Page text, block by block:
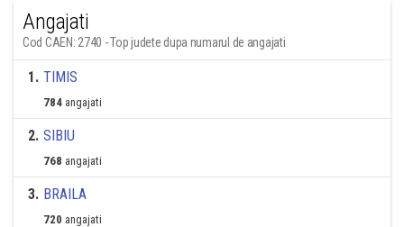
Angajati
Cod CAEN: 2740 - Top judete dupa numarul de angajati
1. TIMIS
784 angajati
2. SIBIU
768 angajati
3. BRAILA
720 angajati